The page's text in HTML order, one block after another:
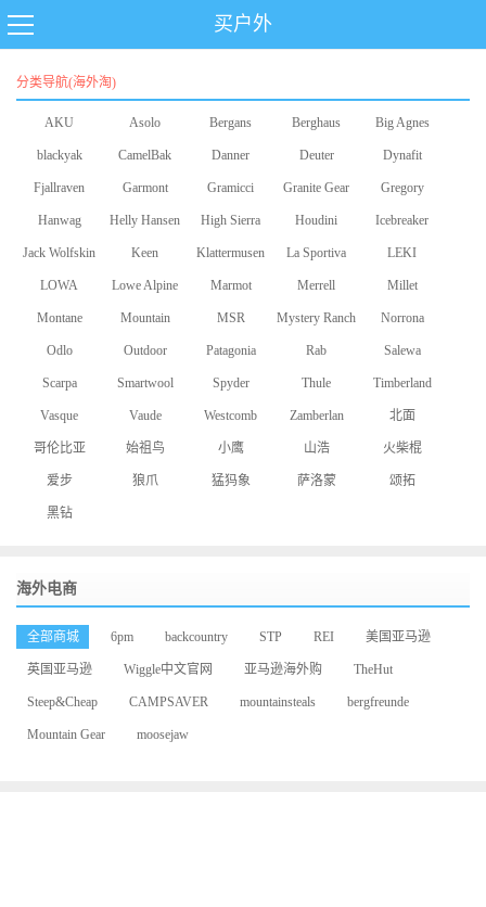
买户外
分类导航(海外淘)
AKU Asolo Bergans Berghaus Big Agnes
blackyak CamelBak Danner Deuter Dynafit
Fjallraven Garmont Gramicci Granite Gear Gregory
Hanwag Helly Hansen High Sierra Houdini Icebreaker
Jack Wolfskin Keen Klattermusen La Sportiva LEKI
LOWA Lowe Alpine Marmot Merrell Millet
Montane Mountain
Equipment
MSR Mystery Ranch Norrona
Odlo Outdoor
Research
Patagonia Rab Salewa
Scarpa Smartwool Spyder Thule Timberland
Vasque Vaude Westcomb Zamberlan 北面
哥伦比亚 始祖鸟 小鹰 山浩 火柴棍
爱步 狼爪 猛犸象 萨洛蒙 颂拓
黑钻
海外电商
全部商城 6pm backcountry STP REI 美国亚马逊
英国亚马逊 Wiggle中文官网 亚马逊海外购 TheHut
Steep&Cheap CAMPSAVER mountainsteals bergfreunde
Mountain Gear moosejaw